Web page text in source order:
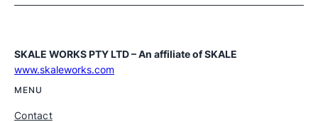
SKALE WORKS PTY LTD – An affiliate of SKALE
www.skaleworks.com
MENU
Contact